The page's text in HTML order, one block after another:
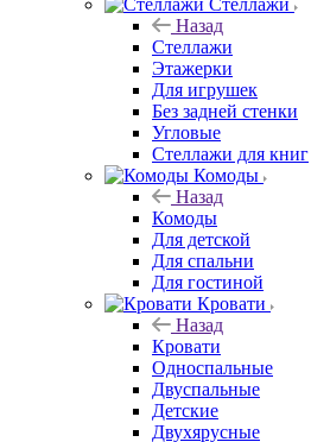
Стеллажи
Назад
Стеллажи
Этажерки
Для игрушек
Без задней стенки
Угловые
Стеллажи для книг
Комоды
Назад
Комоды
Для детской
Для спальни
Для гостиной
Кровати
Назад
Кровати
Односпальные
Двуспальные
Детские
Двухярусные